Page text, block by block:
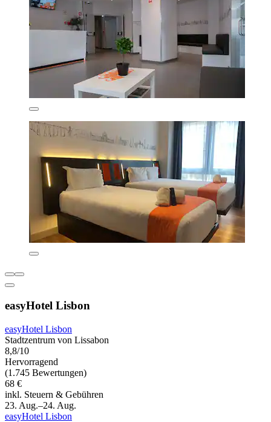
easyHotel Lisbon
easyHotel Lisbon
Stadtzentrum von Lissabon
8,8/10
Hervorragend
(1.745 Bewertungen)
68 €
inkl. Steuern & Gebühren
23. Aug.–24. Aug.
easyHotel Lisbon